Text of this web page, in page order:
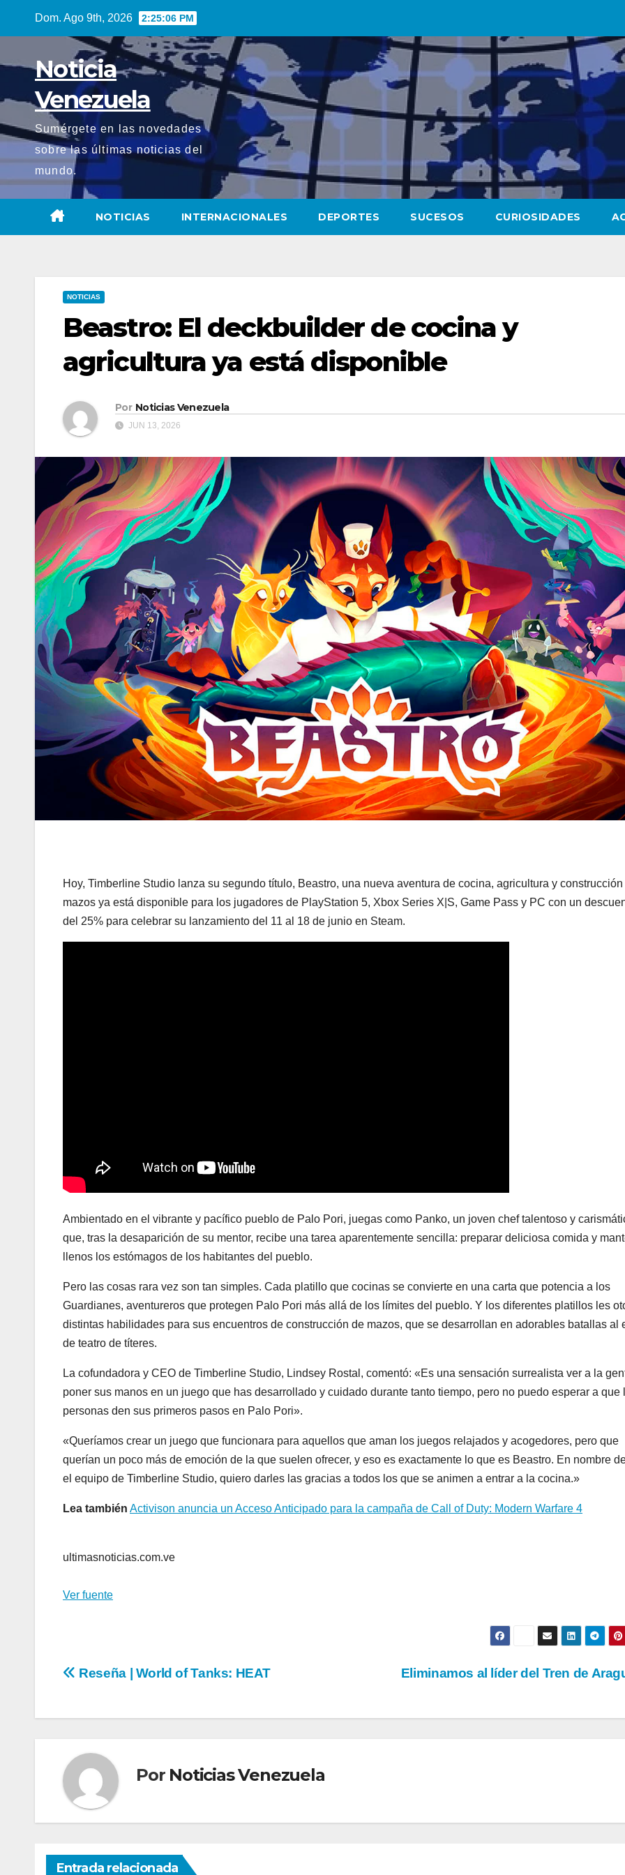
Dom. Ago 9th, 2026 2:25:08 PM
Noticia
Venezuela
Sumérgete en las novedades
sobre las últimas noticias del
mundo.
NOTICIAS INTERNACIONALES DEPORTES SUCESOS CURIOSIDADES
NOTICIAS
Beastro: El deckbuilder de cocina y
agricultura ya está disponible
Por Noticias Venezuela
JUN 13, 2026
Hoy, Timberline Studio lanza su segundo título, Beastro, una nueva aventura de cocina, agricultura y construcción
mazos ya está disponible para los jugadores de PlayStation 5, Xbox Series X|S, Game Pass y PC con un
del 25% para celebrar su lanzamiento del 11 al 18 de junio en Steam.
Ambientado en el vibrante y pacífico pueblo de Palo Pori, juegas como Panko, un joven chef talentoso y
que, tras la desaparición de su mentor, recibe una tarea aparentemente sencilla: preparar deliciosa comida y
llenos los estómagos de los habitantes del pueblo.
Pero las cosas rara vez son tan simples. Cada platillo que cocinas se convierte en una carta que potencia a los
Guardianes, aventureros que protegen Palo Pori más allá de los límites del pueblo. Y los diferentes platillos les
distintas habilidades para sus encuentros de construcción de mazos, que se desarrollan en adorables batallas al
de teatro de títeres.
La cofundadora y CEO de Timberline Studio, Lindsey Rostal, comentó: «Es una sensación surrealista ver a la
poner sus manos en un juego que has desarrollado y cuidado durante tanto tiempo, pero no puedo esperar a que
personas den sus primeros pasos en Palo Pori».
«Queríamos crear un juego que funcionara para aquellos que aman los juegos relajados y acogedores, pero que
querían un poco más de emoción de la que suelen ofrecer, y eso es exactamente lo que es Beastro. En nombre
el equipo de Timberline Studio, quiero darles las gracias a todos los que se animen a entrar a la cocina.»
Lea también Activison anuncia un Acceso Anticipado para la campaña de Call of Duty: Modern Warfare 4
ultimasnoticias.com.ve
Ver fuente
Navegación
Eliminamos al líder del Tren de
Reseña | World of Tanks: HEAT
Por Noticias Venezuela
Entrada relacionada